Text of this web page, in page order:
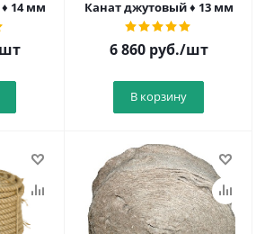
14 мм Канат джутовый ♦ 13 мм
6 860руб./шт
В корзину